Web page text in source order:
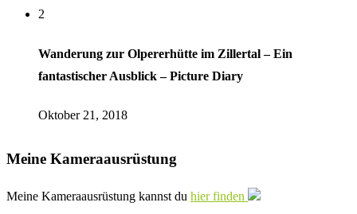
2
Wanderung zur Olpererhütte im Zillertal – Ein
fantastischer Ausblick – Picture Diary
Oktober 21, 2018
Meine Kameraausrüstung
Meine Kameraausrüstung kannst du hier finden